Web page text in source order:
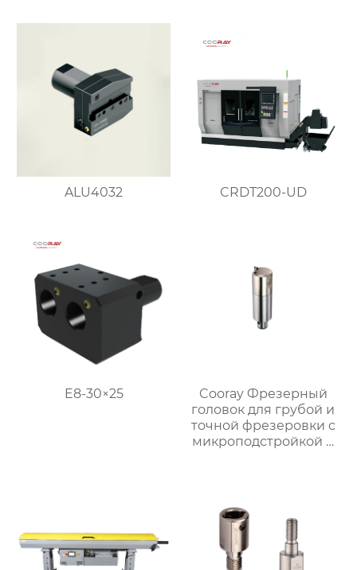
ALU4032 CRDT200-UD
E8-30×25
Cooray Фрезерный
головок для грубой и
точной фрезеровки с
микроподстройкой и